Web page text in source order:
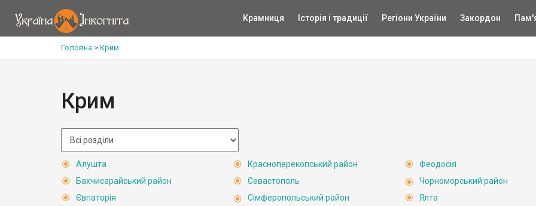
Крамниця Історія і традиції Регіони України Закордон
Головна > Крим
Крим
Алушта
Бахчисарайський район
Євпаторія
Красноперекопський район
Севастополь
Сімферопольський район
Феодосія
Чорноморський район
Ялта